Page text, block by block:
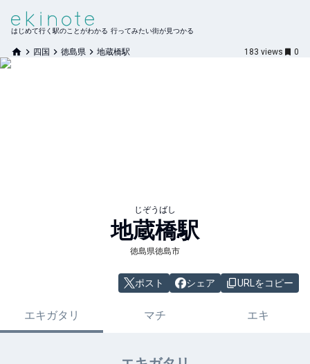
はじめて行く駅のことがわかる 行ってみたい街が見つかる
四国 徳島県 地蔵橋駅 183 views 0
じぞうばし
地蔵橋駅
徳島県徳島市
ポスト シェア URLをコピー
エキガタリ マチ エキ